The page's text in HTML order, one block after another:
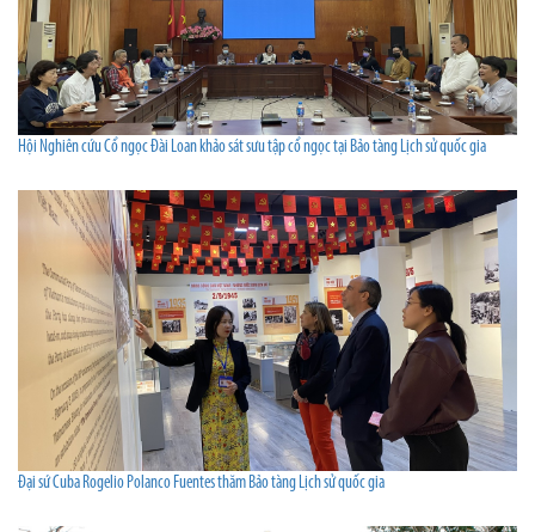
Hội Nghiên cứu Cổ ngọc Đài Loan khảo sát sưu tập cổ ngọc tại Bảo tàng Lịch sử quốc gia
Đại sứ Cuba Rogelio Polanco Fuentes thăm Bảo tàng Lịch sử quốc gia